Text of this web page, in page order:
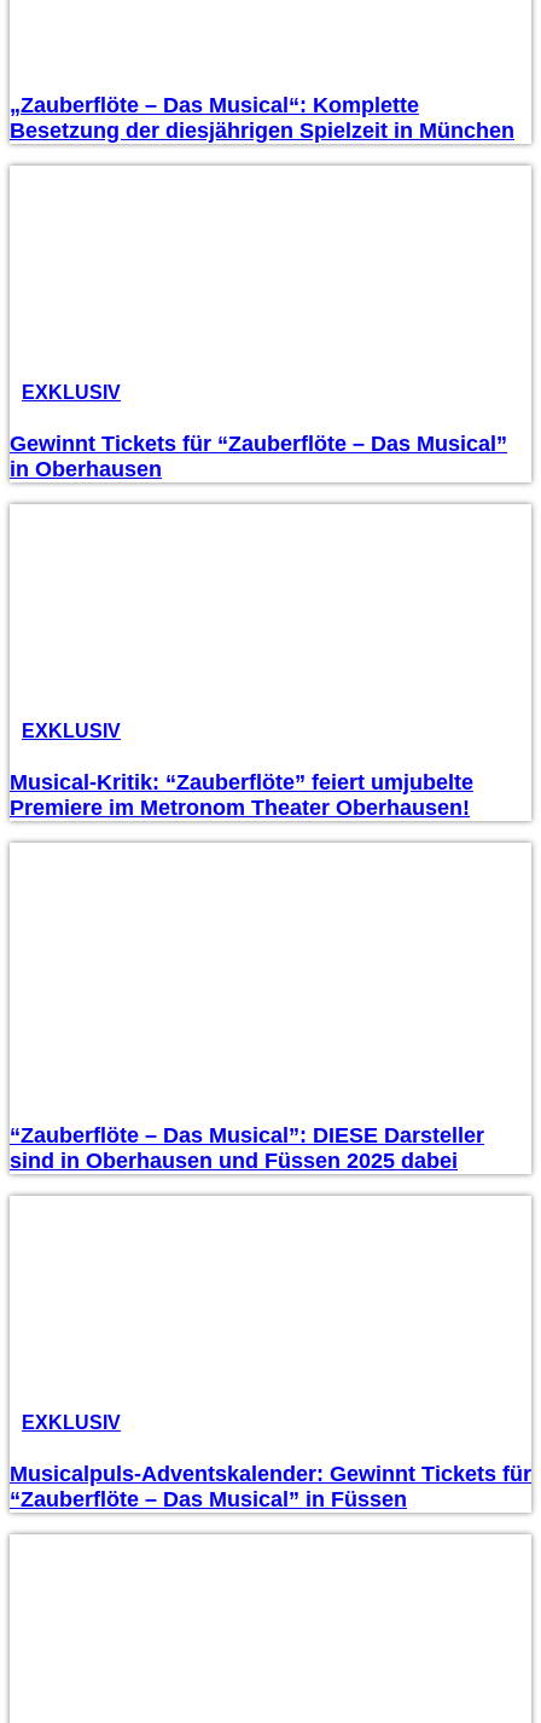
„Zauberflöte – Das Musical“: Komplette
Besetzung der diesjährigen Spielzeit in München
EXKLUSIV
Gewinnt Tickets für “Zauberflöte – Das Musical”
in Oberhausen
EXKLUSIV
Musical-Kritik: “Zauberflöte” feiert umjubelte
Premiere im Metronom Theater Oberhausen!
“Zauberflöte – Das Musical”: DIESE Darsteller
sind in Oberhausen und Füssen 2025 dabei
EXKLUSIV
Musicalpuls-Adventskalender: Gewinnt Tickets für
“Zauberflöte – Das Musical” in Füssen